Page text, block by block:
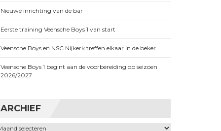
Nieuwe inrichting van de bar
Eerste training Veensche Boys 1 van start
Veensche Boys en NSC Nijkerk treffen elkaar in de beker
Veensche Boys 1 begint aan de voorbereiding op seizoen
2026/2027
ARCHIEF